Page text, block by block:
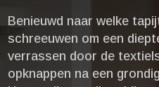
Benieuwd naar welke
schreeuwen om een
verrassen door de
opknappen na een